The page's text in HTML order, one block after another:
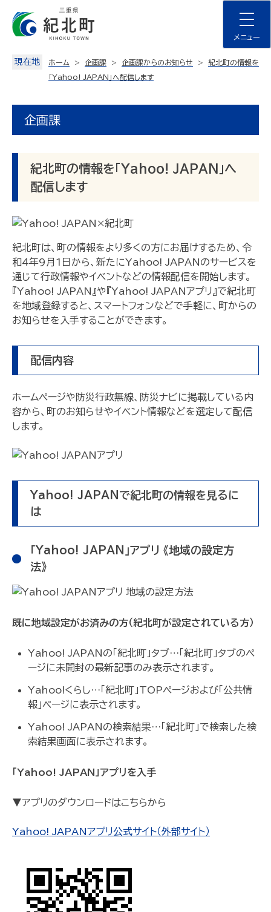
content
メニュー
現在地 ホーム 企画課 企画課からのお知らせ
紀北町の情報を
「Yahoo! JAPAN」へ配信します
企画課
紀北町の情報を「Yahoo! JAPAN」へ
配信します
紀北町は、町の情報をより多くの方にお届けするため、令
和4年9月1日から、新たにYahoo! JAPANのサービスを
通じて行政情報やイベントなどの情報配信を開始します。
『Yahoo! JAPAN』や『Yahoo! JAPANアプリ』で紀北町
を地域登録すると、スマートフォンなどで手軽に、町からの
お知らせを入手することができます。
配信内容
ホームページや防災行政無線、防災ナビに掲載している内
容から、町のお知らせやイベント情報などを選定して配信
します。
Yahoo! JAPANで紀北町の情報を見るに
は
「Yahoo! JAPAN」アプリ 《地域の設定方
法》
既に地域設定がお済みの方（紀北町が設定されている方）
Yahoo! JAPANの「紀北町」タブ…「紀北町」タブのペ
ージに未開封の最新記事のみ表示されます。
Yahoo!くらし…「紀北町」TOPページおよび「公共情
報」ページに表示されます。
Yahoo! JAPANの検索結果…「紀北町」で検索した検
索結果画面に表示されます。
「Yahoo! JAPAN」アプリを入手
▼アプリのダウンロードはこちらから
Yahoo! JAPANアプリ公式サイト（外部サイト）